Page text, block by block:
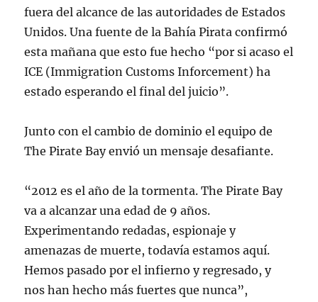
fuera del alcance de las autoridades de Estados
Unidos. Una fuente de la Bahía Pirata confirmó
esta mañana que esto fue hecho “por si acaso el
ICE (Immigration Customs Inforcement) ha
estado esperando el final del juicio”.
Junto con el cambio de dominio el equipo de
The Pirate Bay envió un mensaje desafiante.
“2012 es el año de la tormenta. The Pirate Bay
va a alcanzar una edad de 9 años.
Experimentando redadas, espionaje y
amenazas de muerte, todavía estamos aquí.
Hemos pasado por el infierno y regresado, y
nos han hecho más fuertes que nunca”,